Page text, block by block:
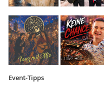
Event-Tipps